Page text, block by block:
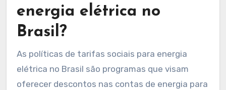
energia elétrica no
Brasil?
As políticas de tarifas sociais para energia
elétrica no Brasil são programas que visam
oferecer descontos nas contas de energia para